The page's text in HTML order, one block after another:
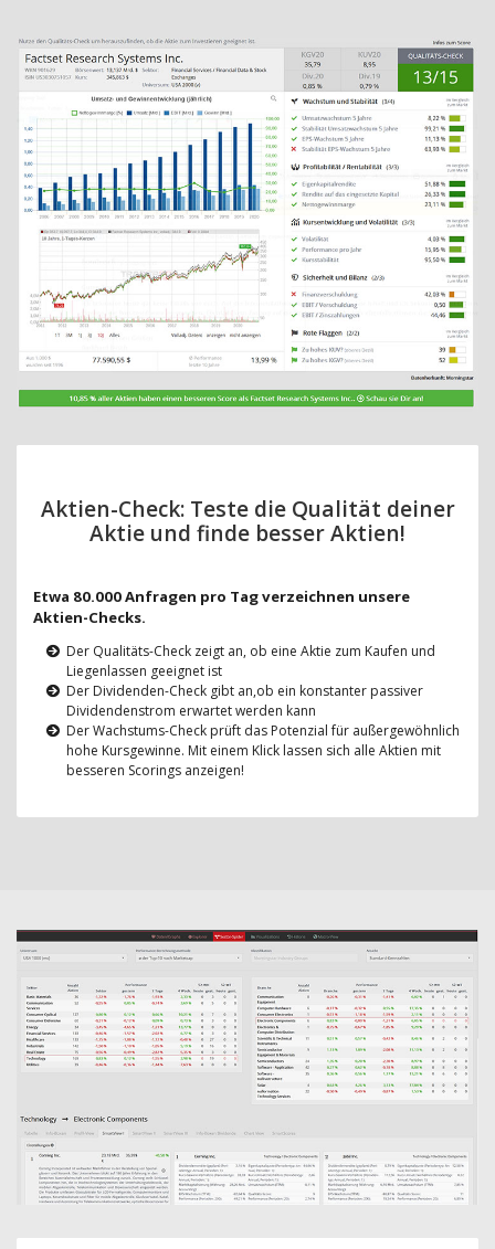
Aktien-Check: Teste die Qualität deiner
Aktie und finde besser Aktien!
Etwa 80.000 Anfragen pro Tag verzeichnen unsere
Aktien-Checks.
Der Qualitäts-Check zeigt an, ob eine Aktie zum Kaufen und
Liegenlassen geeignet ist
Der Dividenden-Check gibt an,ob ein konstanter passiver
Dividendenstrom erwartet werden kann
Der Wachstums-Check prüft das Potenzial für außergewöhnlich
hohe Kursgewinne. Mit einem Klick lassen sich alle Aktien mit
besseren Scorings anzeigen!